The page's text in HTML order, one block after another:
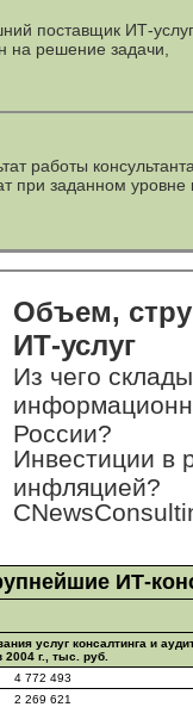
поставщик ИТ-услуг
на решение задачи,
работы
при заданном уровне
Объем,
ИТ-услуг
Из чего
России?
Инвестиции в
инфляцией?
ИТ-
услуг консалтинга и
2004 г., тыс. руб.
4 772 493
2 269 621